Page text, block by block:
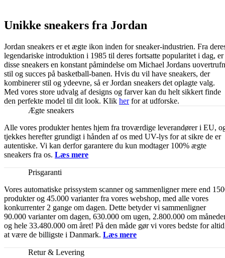
Unikke sneakers fra Jordan
Jordan sneakers er et ægte ikon inden for sneaker-industrien. Fra
legendariske introduktion i 1985 til deres fortsatte popularitet i dag, er
disse sneakers en konstant påmindelse om Michael Jordans
stil og succes på basketball-banen. Hvis du vil have sneakers, der
kombinerer stil og ydeevne, så er Jordan sneakers det oplagte valg.
Med vores store udvalg af designs og farver kan du helt sikkert finde
den perfekte model til dit look. Klik herfor at udforske.
Ægte sneakers
Alle vores produkter hentes hjem fra troværdige leverandører i EU,
tjekkes herefter grundigt i hånden af os med UV-lys for at sikre de er
autentiske. Vi kan derfor garantere du kun modtager 100% ægte
sneakers fra os. Læs mere
Prisgaranti
Vores automatiske prissystem scanner og sammenligner mere end
produkter og 45.000 varianter fra vores webshop, med alle vores
konkurrenter 2 gange om dagen. Dette betyder vi sammenligner
90.000 varianter om dagen, 630.000 om ugen, 2.800.000 om
og hele 33.480.000 om året! På den måde gør vi vores bedste for
at være de billigste i Danmark. Læs mere
Retur & Levering